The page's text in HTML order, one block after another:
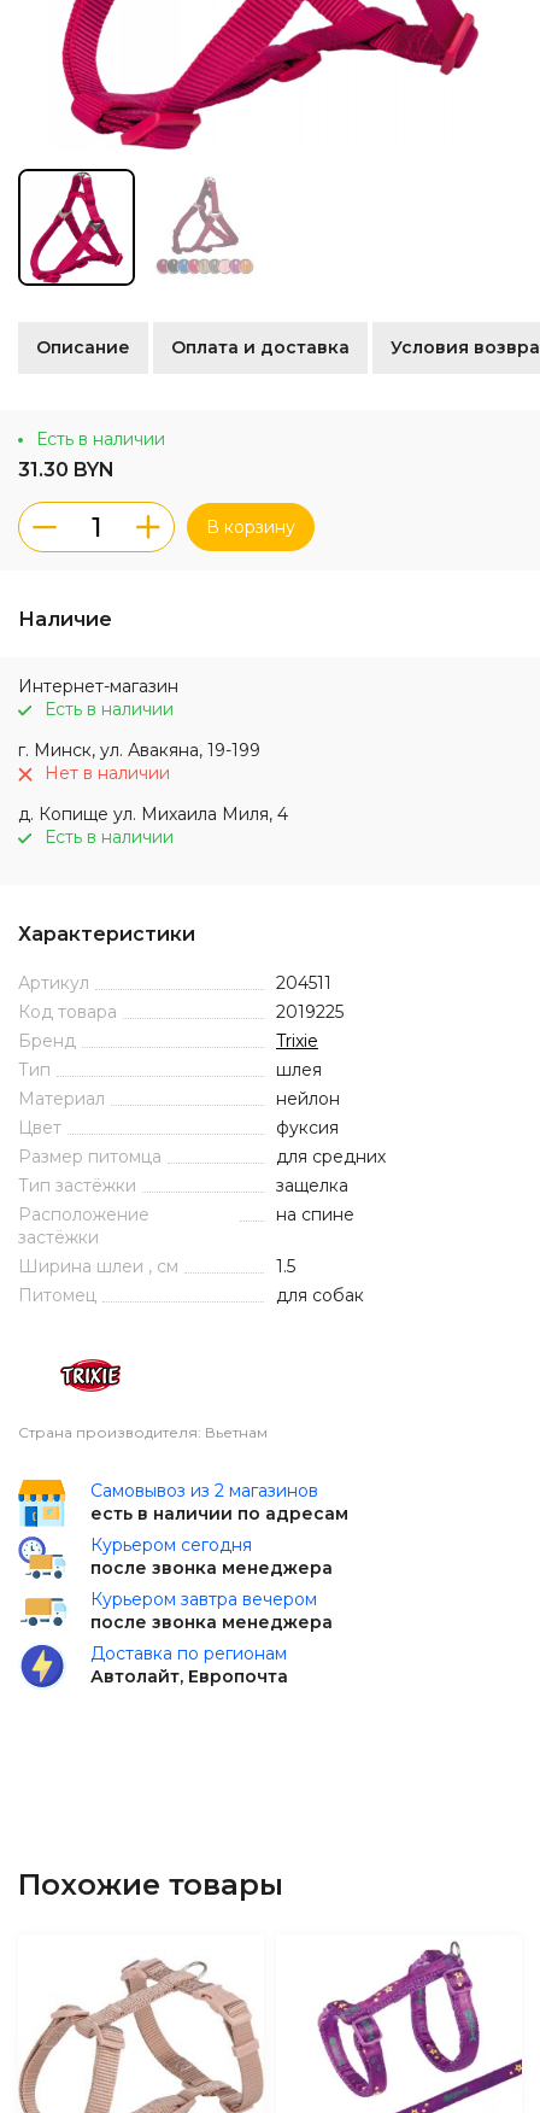
Описание Оплата и доставка Условия
Есть в наличии
31.30 BYN
В корзину
Наличие
Интернет-магазин
Есть в наличии
г. Минск, ул. Авакяна, 19-199
Нет в наличии
д. Копище ул. Михаила Миля, 4
Есть в наличии
Характеристики
Артикул
204511
Код товара
2019225
Бренд
Trixie
Тип
шлея
Материал
нейлон
Цвет
фуксия
Размер питомца
для средних
Тип застёжки
защелка
Расположение
застёжки
на спине
Ширина шлеи , см
1.5
Питомец
для собак
Страна производителя: Вьетнам
Самовывоз из 2 магазинов
есть в наличии по адресам
Курьером сегодня
после звонка менеджера
Курьером завтра вечером
после звонка менеджера
Доставка по регионам
Автолайт, Европочта
Похожие товары